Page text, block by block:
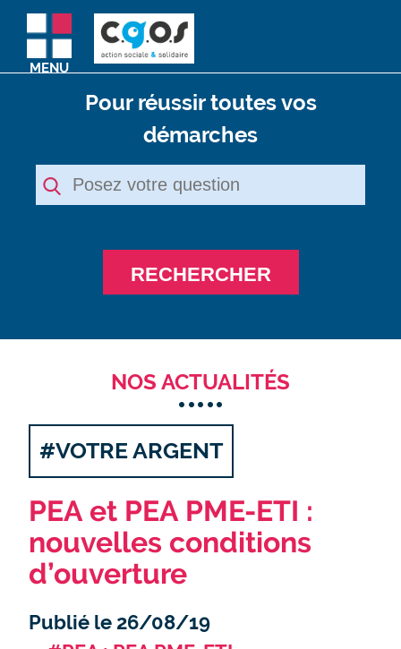
MENU
Pour réussir toutes vos
démarches
RECHERCHER
NOS ACTUALITÉS
#VOTRE ARGENT
PEA et PEA PME-ETI :
nouvelles conditions
d’ouverture
Publié le 26/08/19